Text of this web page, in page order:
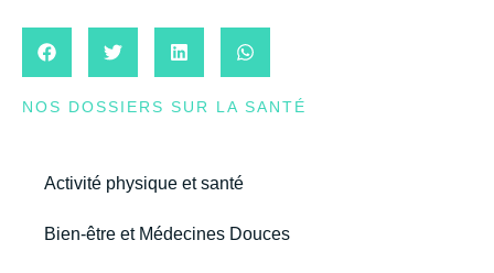
NOS DOSSIERS SUR LA SANTÉ
Activité physique et santé
Bien-être et Médecines Douces